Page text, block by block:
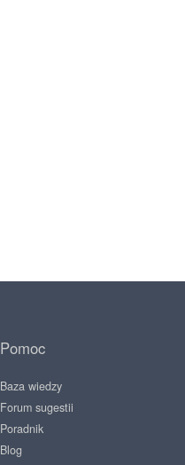
Pomoc
Baza wiedzy
Forum sugestii
Poradnik
Blog